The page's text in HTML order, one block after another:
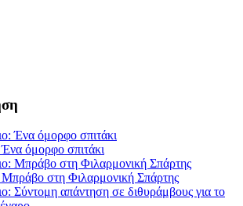
όμορφο σπιτάκι
Μπράβο στη Φιλαρμονική Σπάρτης